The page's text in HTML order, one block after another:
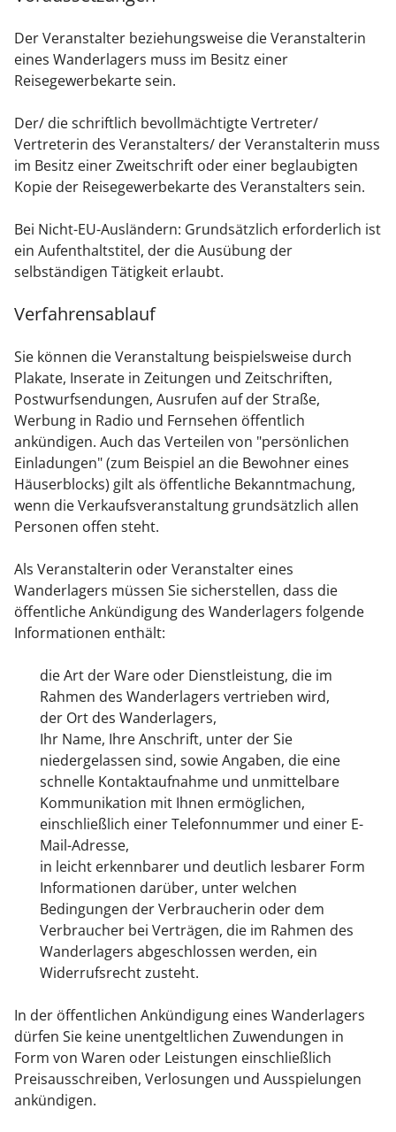
Der Veranstalter beziehungsweise die Veranstalterin
eines Wanderlagers muss im Besitz einer
Reisegewerbekarte sein.
Der/ die schriftlich bevollmächtigte Vertreter/
Vertreterin des Veranstalters/ der Veranstalterin muss
im Besitz einer Zweitschrift oder einer beglaubigten
Kopie der Reisegewerbekarte des Veranstalters sein.
Bei Nicht-EU-Ausländern: Grundsätzlich erforderlich ist
ein Aufenthaltstitel, der die Ausübung der
selbständigen Tätigkeit erlaubt.
Verfahrensablauf
Sie können die Veranstaltung beispielsweise durch
Plakate, Inserate in Zeitungen und Zeitschriften,
Postwurfsendungen, Ausrufen auf der Straße,
Werbung in Radio und Fernsehen öffentlich
ankündigen. Auch das Verteilen von "persönlichen
Einladungen" (zum Beispiel an die Bewohner eines
Häuserblocks) gilt als öffentliche Bekanntmachung,
wenn die Verkaufsveranstaltung grundsätzlich allen
Personen offen steht.
Als Veranstalterin oder Veranstalter eines
Wanderlagers müssen Sie sicherstellen, dass die
öffentliche Ankündigung des Wanderlagers folgende
Informationen enthält:
die Art der Ware oder Dienstleistung, die im
Rahmen des Wanderlagers vertrieben wird,
der Ort des Wanderlagers,
Ihr Name, Ihre Anschrift, unter der Sie
niedergelassen sind, sowie Angaben, die eine
schnelle Kontaktaufnahme und unmittelbare
Kommunikation mit Ihnen ermöglichen,
einschließlich einer Telefonnummer und einer E-
Mail-Adresse,
in leicht erkennbarer und deutlich lesbarer Form
Informationen darüber, unter welchen
Bedingungen der Verbraucherin oder dem
Verbraucher bei Verträgen, die im Rahmen des
Wanderlagers abgeschlossen werden, ein
Widerrufsrecht zusteht.
In der öffentlichen Ankündigung eines Wanderlagers
dürfen Sie keine unentgeltlichen Zuwendungen in
Form von Waren oder Leistungen einschließlich
Preisausschreiben, Verlosungen und Ausspielungen
ankündigen.